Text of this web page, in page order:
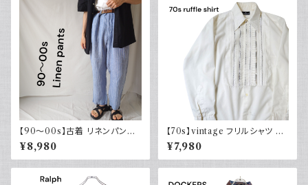
【90～00s】古着 リネンパンツ
ストライプ ライトブルー 夏 スラ
ックス
¥8,980
【70s】vintage フリルシャツ ヴ
ィンテージ古着 長袖シャツ ドレ
スシャツ 白 ホワイト系 1970年
代 レトロ
¥7,980